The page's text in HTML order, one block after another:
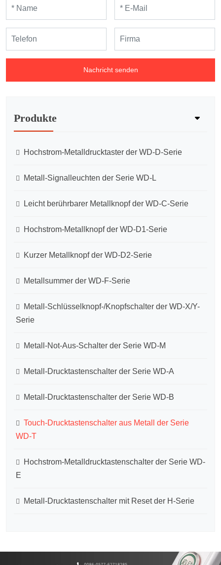
Nachricht senden
Produkte
Hochstrom-Metalldrucktaster der WD-D-Serie
Metall-Signalleuchten der Serie WD-L
Leicht berührbarer Metallknopf der WD-C-Serie
Hochstrom-Metallknopf der WD-D1-Serie
Kurzer Metallknopf der WD-D2-Serie
Metallsummer der WD-F-Serie
Metall-Schlüsselknopf-/Knopfschalter der WD-X/Y-
Serie
Metall-Not-Aus-Schalter der Serie WD-M
Metall-Drucktastenschalter der Serie WD-A
Metall-Drucktastenschalter der Serie WD-B
Touch-Drucktastenschalter aus Metall der Serie
WD-T
Hochstrom-Metalldrucktastenschalter der Serie WD-
E
Metall-Drucktastenschalter mit Reset der H-Serie